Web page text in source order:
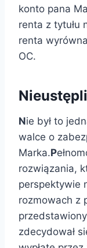
konto pana
renta z tytułu
renta
OC.
Nie był to
walce o
Marka.P
rozwiązania,
perspektywie
rozmowach z
zdecydował